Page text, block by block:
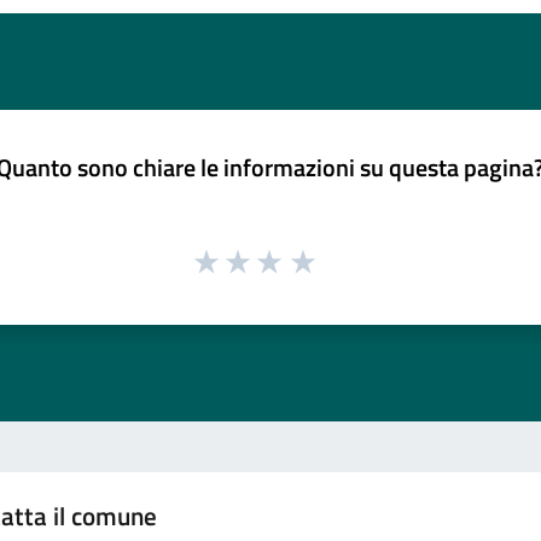
sono chiare le informazioni su questa
il comune